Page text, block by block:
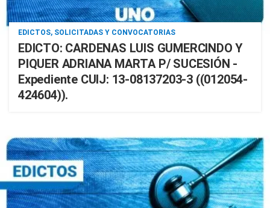
EDICTOS, SOLICITADAS Y CONVOCATORIAS
EDICTO: CARDENAS LUIS GUMERCINDO Y
PIQUER ADRIANA MARTA P/ SUCESIÓN -
Expediente CUIJ: 13-08137203-3 ((012054-
424604)).